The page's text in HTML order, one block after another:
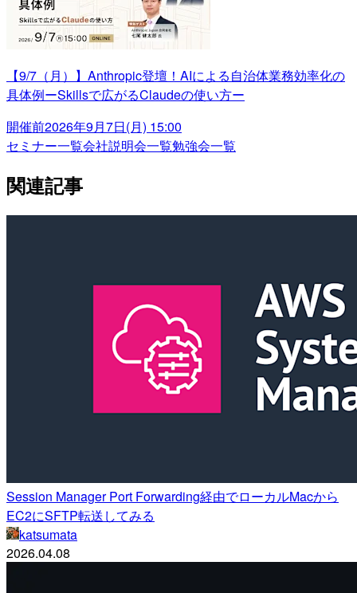
【9/7（月）】Anthropic登壇！AIによる自治体業務効率化の
具体例ーSkillsで広がるClaudeの使い方ー
開催前2026年9月7日(月) 15:00
セミナー一覧会社説明会一覧勉強会一覧
関連記事
Session Manager Port Forwarding経由でローカルMacから
EC2にSFTP転送してみる
katsumata
2026.04.08